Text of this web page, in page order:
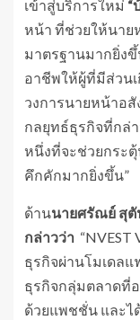
เข้าสู่บริการใหม่ “
หน้า ที่ช่วยให้นาย
มาตรฐานมากยิ่ง
อาชีพให้ผู้ที่มีส่วนเ
วงการนายหน้าอสั
กลยุทธ์ธุรกิจที่กล่
หนึ่งที่จะช่วยกระ
คึกคักมากยิ่งขึ้น”
ด้านนายศรัณย์ สุ
กล่าวว่า
ธุรกิจผ่านโมเดลแ
ธุรกิจกลุ่มตลาดที่
ด้วยแพชชั่น และไ